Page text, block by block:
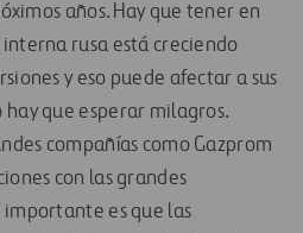
años. Hay que tener en
rusa está creciendo
y eso puede afectar a sus
hay que esperar milagros.
compañías como Gazprom
con las grandes
importante es que las